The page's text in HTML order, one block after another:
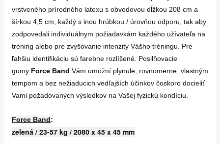
vrstveného prírodného latexu s obvodovou dĺžkou 208 cm a
šírkou 4,5 cm, každý s inou hrúbkou / úrovňou odporu, tak aby
zodpovedali individuálnym požiadavkám každého užívateľa na
tréning alebo pre zvyšovanie intenzity Vášho tréningu. Pre
ľahšiu identifikáciu sú farebne rozlíšené. Posilňovacie
gumy Force Band Vám umožní plynule, rovnomerne, vlastným
tempom a bez nežiaducich vedľajších účinkov čoskoro docieliť
Vami požadovaných výsledkov na Vašej fyzickú kondíciu.
Force Band:
zelená / 23-57 kg / 2080 x 45 x 45 mm